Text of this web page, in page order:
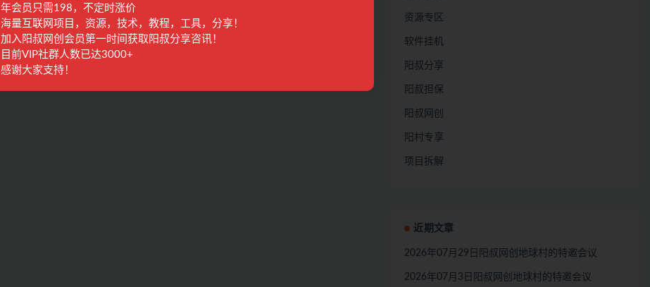
资源专区
软件挂机
阳叔分享
阳叔担保
阳叔网创
阳村专享
项目拆解
近期文章
2026年07月29日阳叔网创地球村的特邀会议
2026年07月3日阳叔网创地球村的特邀会议
年会员只需198，不定时涨价
海量互联网项目，资源，技术，教程，工具，分享！
加入阳叔网创会员第一时间获取阳叔分享咨讯！
目前VIP社群人数已达3000+
感谢大家支持！